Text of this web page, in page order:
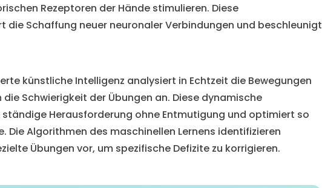
Rezeptoren der Hände stimulieren. Diese
Schaffung neuer neuronaler Verbindungen und beschleunigt
künstliche Intelligenz analysiert in Echtzeit die Bewegungen
Schwierigkeit der Übungen an. Diese dynamische
Herausforderung ohne Entmutigung und optimiert so
Die Algorithmen des maschinellen Lernens identifizieren
Übungen vor, um spezifische Defizite zu korrigieren.